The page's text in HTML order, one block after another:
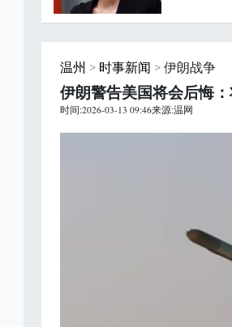
温州 > 时事新闻 > 伊朗战争
伊朗警告美国将会后悔
时间:2026-03-13 09:46来源:温网